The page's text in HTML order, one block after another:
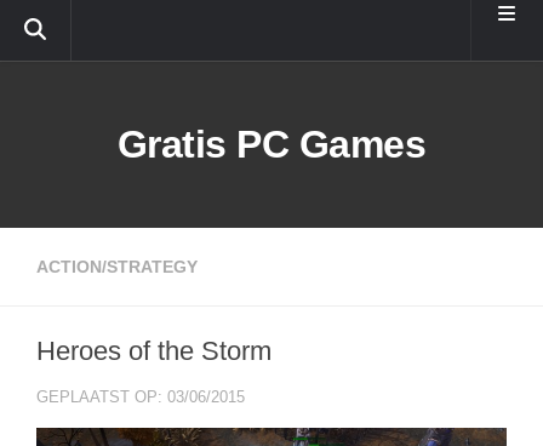
Doorgaan naar inhoud
Gratis PC Games
ACTION/STRATEGY
Heroes of the Storm
GEPLAATST OP: 03/06/2015